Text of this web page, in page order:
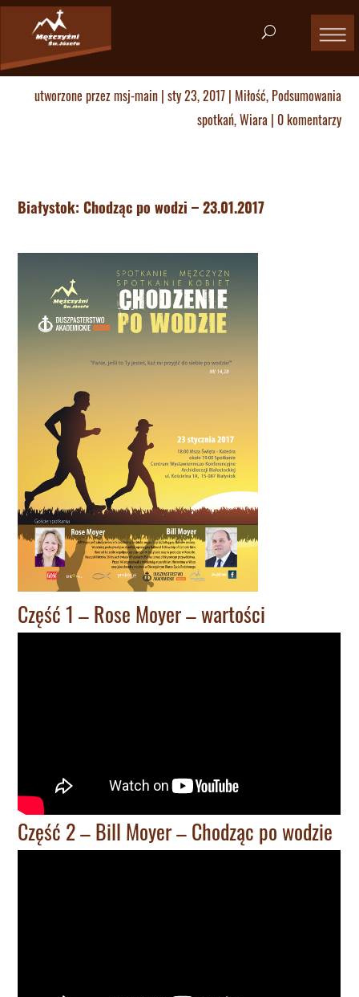
utworzone przezmsj-main| sty 23, 2017| Miłość, Podsumowania
spotkań,Wiara| 0 komentarzy
Białystok: Chodząc po wodzi – 23.01.2017
Część 1 – Rose Moyer – wartości
Część 2 – Bill Moyer – Chodząc po wodzie